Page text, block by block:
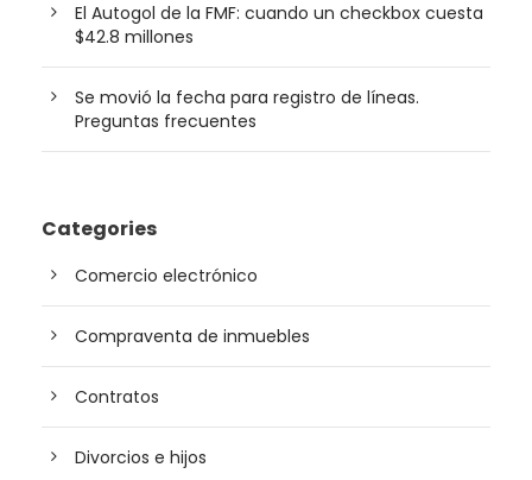
El Autogol de la FMF: cuando un checkbox cuesta
$42.8 millones
Se movió la fecha para registro de líneas.
Preguntas frecuentes
Categories
Comercio electrónico
Compraventa de inmuebles
Contratos
Divorcios e hijos